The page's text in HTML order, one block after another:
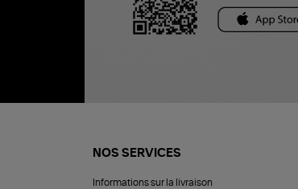
NOS SERVICES
Informations sur la livraison